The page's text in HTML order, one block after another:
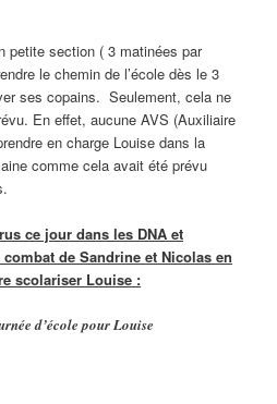
petite section ( 3 matinées par
le chemin de l’école dès le 3
ses copains. Seulement, cela ne
En effet, aucune AVS (Auxiliaire
en charge Louise dans la
comme cela avait été prévu
ce jour dans les DNA et
de Sandrine et Nicolas en
scolariser Louise :
d’école pour Louise